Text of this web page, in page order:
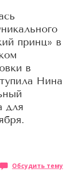
принц» в
в
Нина
для
Обсудить тему